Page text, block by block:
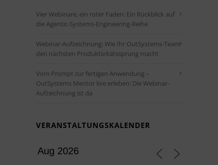
Vier Webinare, ein roter Faden: Ein Rückblick auf
die Agentic-Systems-Engineering-Reihe
Webinar-Aufzeichnung: Wie Ihr OutSystems-Team
den nächsten Produktivitätssprung macht
Vom Prompt zur fertigen Anwendung –
OutSystems Mentor live erleben: Die Webinar-
Aufzeichnung ist da
VERANSTALTUNGSKALENDER